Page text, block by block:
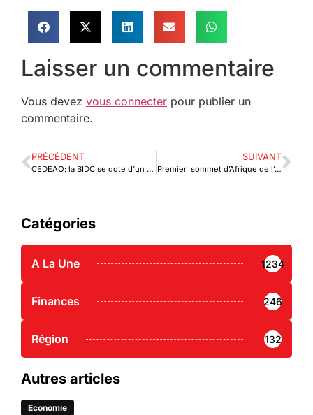
Laisser un commentaire
Vous devez vous connecter pour publier un
commentaire.
PRÉCÉDENT
CEDEAO: la BIDC se dote d’un site de repli au Cap Vert
SUIVANT
Premier sommet d’Afrique de l’Ouest pour une relance économique
Catégories
A La Une 1234
Finances 246
Région 132
Autres articles
Economie